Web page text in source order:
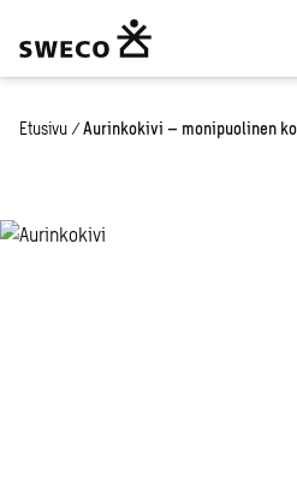
Etusivu / Aurinkokivi – monipuolinen